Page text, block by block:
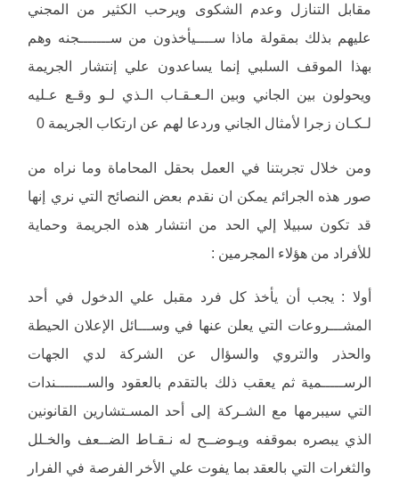
مقابل التنازل وعدم الشكوى ويرحب الكثير من المجني
عليهم بذلك بمقولة ماذا ســــيأخذون من ســـــــجنه وهم
بهذا الموقف السلبي إنما يساعدون علي إنتشار الجريمة
ويحولون بين الجاني وبين الـعـقـاب الـذي لـو وقـع عـليه
لـكـان زجرا لأمثال الجاني وردعا لهم عن ارتكاب الجريمة 0
ومن خلال تجربتنا في العمل بحقل المحاماة وما نراه من
صور هذه الجرائم يمكن ان نقدم بعض النصائح التي نري إنها
قد تكون سبيلا إلي الحد من انتشار هذه الجريمة وحماية
للأفراد من هؤلاء المجرمين :
أولا : يجب أن يأخذ كل فرد مقبل علي الدخول في أحد
المشـــروعات التي يعلن عنها في وســـائل الإعلان الحيطة
والحذر والتروي والسؤال عن الشركة لدي الجهات
الرســـــمية ثم يعقب ذلك بالتقدم بالعقود والســـــــندات
التي سيبرمها مع الشـركة إلى أحد المسـتشارين القانونين
الذي يبصره بموقفه ويـوضــح له نـقـاط الضــعف والخـلل
والثغرات التي بالعقد بما يفوت علي الأخر الفرصة في الفرار